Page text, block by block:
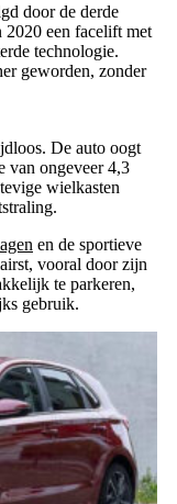
door de derde
2020 een facelift met
technologie.
geworden, zonder
De auto oogt
van ongeveer 4,3
wielkasten
en de sportieve
vooral door zijn
te parkeren,
gebruik.